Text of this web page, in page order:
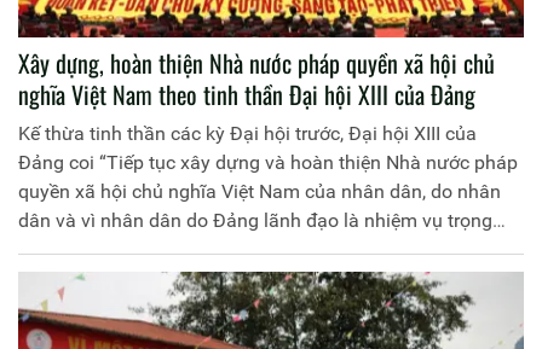
Xây dựng, hoàn thiện Nhà nước pháp quyền xã hội chủ
nghĩa Việt Nam theo tinh thần Đại hội XIII của Đảng
Kế thừa tinh thần các kỳ Đại hội trước, Đại hội XIII của
Đảng coi “Tiếp tục xây dựng và hoàn thiện Nhà nước pháp
quyền xã hội chủ nghĩa Việt Nam của nhân dân, do nhân
dân và vì nhân dân do Đảng lãnh đạo là nhiệm vụ trọng
tâm của đổi mới hệ thống chính trị”[1]. Trên tinh thần
nhiệm vụ trọng tâm này, Đại hội XIII đề ra một số giải pháp
xây dựng, hoàn thiện Nhà nước pháp quyền xã hội chủ
nghĩa Việt Nam đến năm 2030, định hướng đến năm 2045.